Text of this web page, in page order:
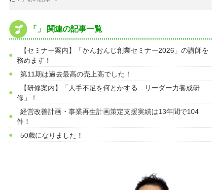
「」 関連の記事一覧
【セミナー案内】「かんおんじ創業セミナー2026」の講師を
務めます！
第11期は過去最高の売上高でした！
【研修案内】「人手不足を何とかする リーダー力養成研
修」！
経営改善計画・事業再生計画策定支援実績は13年間で104
件！
50歳になりました！